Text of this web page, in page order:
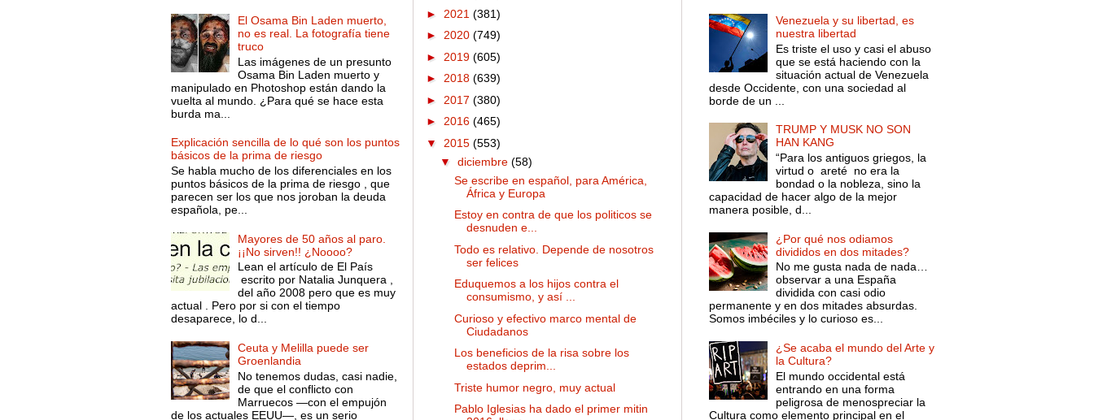
El Osama Bin Laden muerto,
no es real. La fotografía tiene
truco
Las imágenes de un presunto
Osama Bin Laden muerto y
manipulado en Photoshop están dando la
vuelta al mundo. ¿Para qué se hace esta
burda ma...
Explicación sencilla de lo qué son los puntos
básicos de la prima de riesgo
Se habla mucho de los diferenciales en los
puntos básicos de la prima de riesgo , que
parecen ser los que nos joroban la deuda
española, pe...
Mayores de 50 años al paro.
¡¡No sirven!! ¿Noooo?
Lean el artículo de El País
escrito por Natalia Junquera ,
del año 2008 pero que es muy
actual . Pero por si con el tiempo
desaparece, lo d...
Ceuta y Melilla puede ser
Groenlandia
No tenemos dudas, casi nadie,
de que el conflicto con
Marruecos —con el empujón
de los actuales EEUU—, es un serio
► 2021 (381)
► 2020 (749)
► 2019 (605)
► 2018 (639)
► 2017 (380)
► 2016 (465)
▼ 2015 (553)
▼ diciembre (58)
Se escribe en español, para América,
África y Europa
Estoy en contra de que los politicos se
desnuden e...
Todo es relativo. Depende de nosotros
ser felices
Eduquemos a los hijos contra el
consumismo, y así ...
Curioso y efectivo marco mental de
Ciudadanos
Los beneficios de la risa sobre los
estados deprim...
Triste humor negro, muy actual
Pablo Iglesias ha dado el primer mitin
Venezuela y su libertad, es
nuestra libertad
Es triste el uso y casi el abuso
que se está haciendo con la
situación actual de Venezuela
desde Occidente, con una sociedad al
borde de un ...
TRUMP Y MUSK NO SON
HAN KANG
“Para los antiguos griegos, la
virtud o areté no era la
bondad o la nobleza, sino la
capacidad de hacer algo de la mejor
manera posible, d...
¿Por qué nos odiamos
divididos en dos mitades?
No me gusta nada de nada…
observar a una España
dividida con casi odio
permanente y en dos mitades absurdas.
Somos imbéciles y lo curioso es...
¿Se acaba el mundo del Arte y
la Cultura?
El mundo occidental está
entrando en una forma
peligrosa de menospreciar la
Cultura como elemento principal en el